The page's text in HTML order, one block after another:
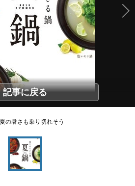
記事に戻る
夏の暑さも乗り切れそう